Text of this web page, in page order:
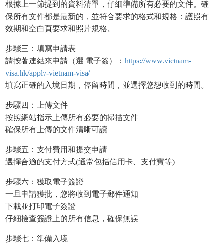
根據上一節提到的資料清單，仔細準備所有必要的文件。確
保所有文件都是最新的，並符合要求的格式和規格：護照有
效期和空白頁要求和照片規格。
步驟三：填寫申請表
請按著連結來申請（選 電子簽）： https://www.vietnam-
visa.hk/apply-vietnam-visa/
填寫正確的入境日期，停留時間，並選擇您想收到的時間。
步驟四：上傳文件
按照網站指示上傳所有必要的掃描文件
確保所有上傳的文件清晰可讀
步驟五：支付費用和提交申請
選擇合適的支付方式(通常包括信用卡、支付寶等)
步驟六：獲取電子簽證
一旦申請獲批，您將收到電子郵件通知
下載並打印電子簽證
仔細檢查簽證上的所有信息，確保無誤
步驟七：準備入境